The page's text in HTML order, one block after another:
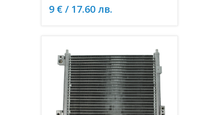
9 € / 17.60 лв.